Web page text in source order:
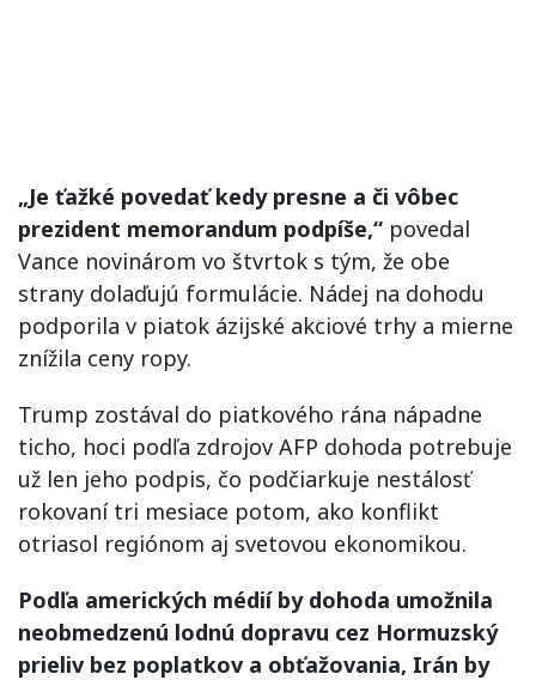
„Je ťažké povedať kedy presne a či vôbec
prezident memorandum podpíše,“ povedal
Vance novinárom vo štvrtok s tým, že obe
strany dolaďujú formulácie. Nádej na dohodu
podporila v piatok ázijské akciové trhy a mierne
znížila ceny ropy.
Trump zostával do piatkového rána nápadne
ticho, hoci podľa zdrojov AFP dohoda potrebuje
už len jeho podpis, čo podčiarkuje nestálosť
rokovaní tri mesiace potom, ako konflikt
otriasol regiónom aj svetovou ekonomikou.
Podľa amerických médií by dohoda umožnila
neobmedzenú lodnú dopravu cez Hormuzský
prieliv bez poplatkov a obťažovania, Irán by